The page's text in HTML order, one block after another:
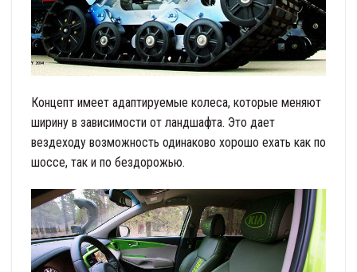
Концепт имеет адаптируемые колеса, которые меняют
ширину в зависимости от ландшафта. Это дает
вездеходу возможность одинаково хорошо ехать как по
шоссе, так и по бездорожью.